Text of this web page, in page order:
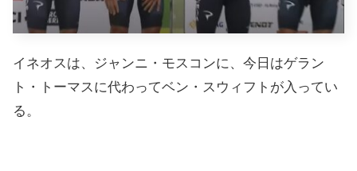
イネオスは、ジャンニ・モスコンに、今日はゲラン
ト・トーマスに代わってベン・スウィフトが入ってい
る。